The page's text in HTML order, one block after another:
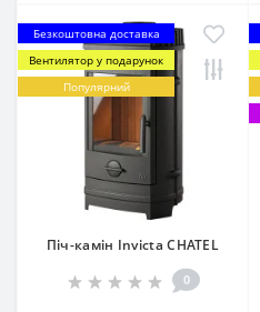
Безкоштовна доставка
Вентилятор у подарунок
Популярний
Піч-камін Invicta CHATEL
0